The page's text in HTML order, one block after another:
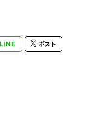
LINE ポスト